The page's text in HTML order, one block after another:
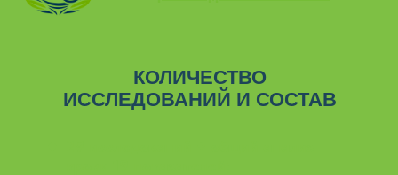
КОЛИЧЕСТВО
ИССЛЕДОВАНИЙ И СОСТАВ